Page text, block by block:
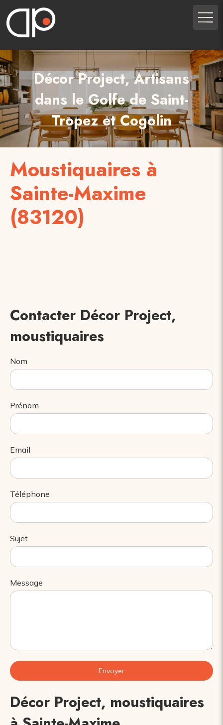
Décor Project, Artisans
dans le Golfe de Saint-
Tropez et Cogolin
Moustiquaires à
Sainte-Maxime
(83120)
Contacter Décor Project,
moustiquaires
Nom
Prénom
Email
Téléphone
Sujet
Message
Envoyer
Décor Project, moustiquaires